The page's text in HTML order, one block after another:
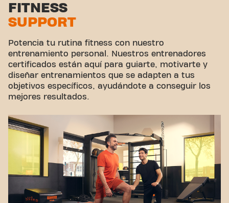
FITNESS
SUPPORT
Potencia tu rutina fitness con nuestro
entrenamiento personal. Nuestros entrenadores
certificados están aquí para guiarte, motivarte y
diseñar entrenamientos que se adapten a tus
objetivos específicos, ayudándote a conseguir los
mejores resultados.